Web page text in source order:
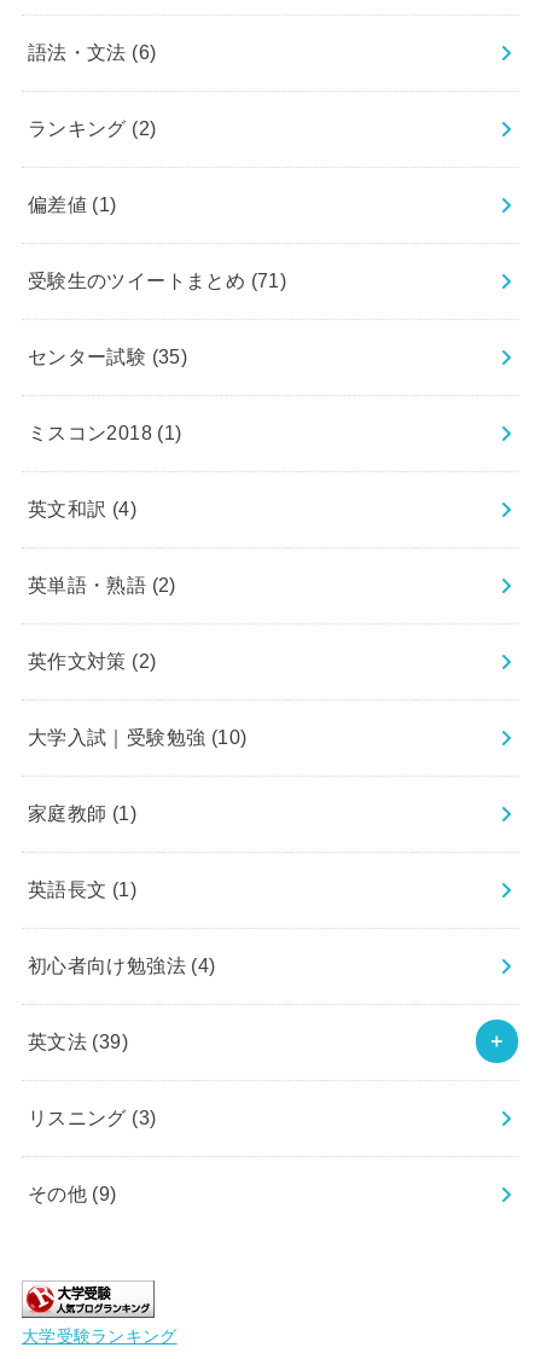
語法・文法 (6)
ランキング (2)
偏差値 (1)
受験生のツイートまとめ (71)
センター試験 (35)
ミスコン2018 (1)
英文和訳 (4)
英単語・熟語 (2)
英作文対策 (2)
大学入試｜受験勉強 (10)
家庭教師 (1)
英語長文 (1)
初心者向け勉強法 (4)
英文法 (39)
リスニング (3)
その他 (9)
大学受験ランキング